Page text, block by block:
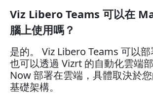
Viz Libero Teams 可以在
腦上使用嗎？
是的。 Viz Libero Teams 可以部
也可以透過 Vizrt 的自動化雲端
Now 部署在雲端，具體取決於
基礎架構。